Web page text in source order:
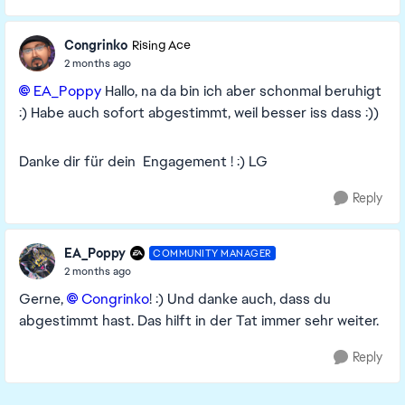
Congrinko Rising Ace
2 months ago
EA_Poppy​ Hallo, na da bin ich aber schonmal beruhigt
:) Habe auch sofort abgestimmt, weil besser iss dass :))
Danke dir für dein Engagement ! :) LG
Reply
EA_Poppy COMMUNITY MANAGER
2 months ago
Gerne, Congrinko​! :) Und danke auch, dass du
abgestimmt hast. Das hilft in der Tat immer sehr weiter.
Reply